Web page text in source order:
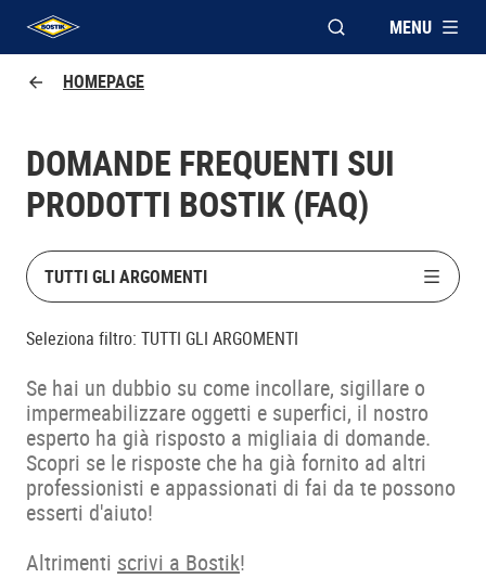
UHU logo
APRI FINESTRA
MENU
HOMEPAGE
DOMANDE FREQUENTI SUI
PRODOTTI BOSTIK (FAQ)
TUTTI GLI ARGOMENTI
Seleziona filtro: TUTTI GLI ARGOMENTI
Se hai un dubbio su come incollare, sigillare o
impermeabilizzare oggetti e superfici, il nostro
esperto ha già risposto a migliaia di domande.
Scopri se le risposte che ha già fornito ad altri
professionisti e appassionati di fai da te possono
esserti d'aiuto!
Altrimenti scrivi a Bostik!